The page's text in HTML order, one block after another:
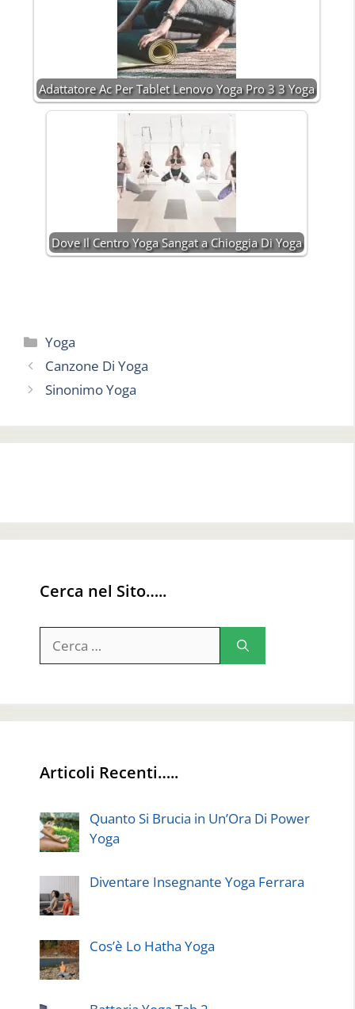
Adattatore Ac Per Tablet Lenovo Yoga Pro 3 3 Yoga
Dove Il Centro Yoga Sangat a Chioggia Di Yoga
Categorie
Yoga
Canzone Di Yoga
Sinonimo Yoga
Cerca nel Sito…..
per:
Articoli Recenti…..
Quanto Si Brucia in Un’Ora Di Power
Yoga
Diventare Insegnante Yoga Ferrara
Cos’è Lo Hatha Yoga